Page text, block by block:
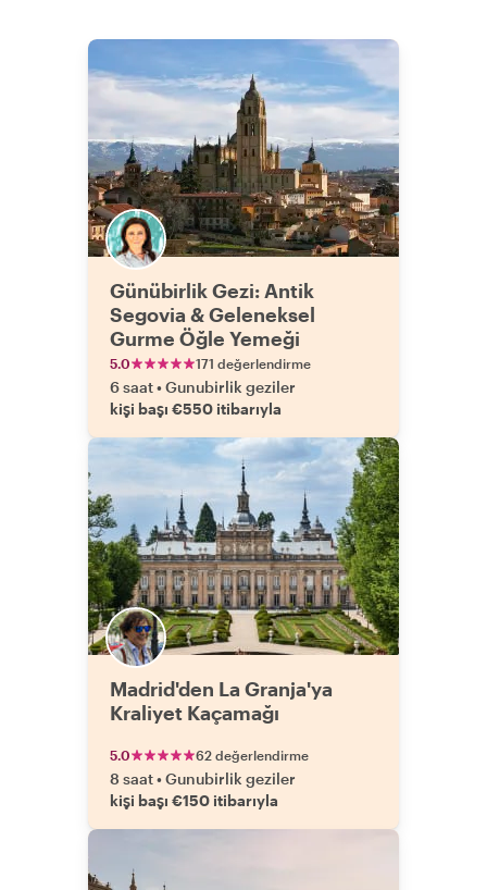
Günübirlik Gezi: Antik
Segovia & Geleneksel
Gurme Öğle Yemeği
5.0 171 değerlendirme
6 saat•Gunubirlik geziler
kişi başı €550 itibarıyla
Madrid'den La Granja'ya
Kraliyet Kaçamağı
5.0 62 değerlendirme
8 saat•Gunubirlik geziler
kişi başı €150 itibarıyla